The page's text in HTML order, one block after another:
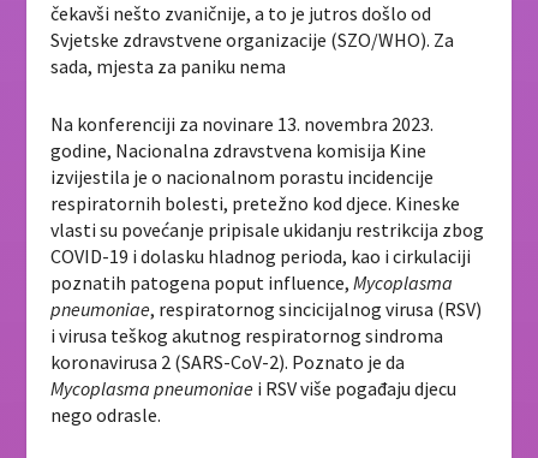
čekavši nešto zvaničnije, a to je jutros došlo od
Svjetske zdravstvene organizacije (SZO/WHO). Za
sada, mjesta za paniku nema
Na konferenciji za novinare 13. novembra 2023.
godine, Nacionalna zdravstvena komisija Kine
izvijestila je o nacionalnom porastu incidencije
respiratornih bolesti, pretežno kod djece. Kineske
vlasti su povećanje pripisale ukidanju restrikcija zbog
COVID-19 i dolasku hladnog perioda, kao i cirkulaciji
poznatih patogena poput influence,Mycoplasma
pneumoniae, respiratornog sincicijalnog virusa (RSV)
i virusa teškog akutnog respiratornog sindroma
koronavirusa 2 (SARS-CoV-2). Poznato je da
Mycoplasma pneumoniae i RSV više pogađaju djecu
nego odrasle.